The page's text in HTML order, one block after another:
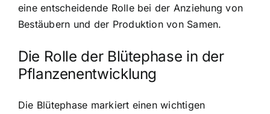
eine entscheidende Rolle bei der Anziehung von
Bestäubern und der Produktion von Samen.
Die Rolle der Blütephase in der
Pflanzenentwicklung
Die Blütephase markiert einen wichtigen